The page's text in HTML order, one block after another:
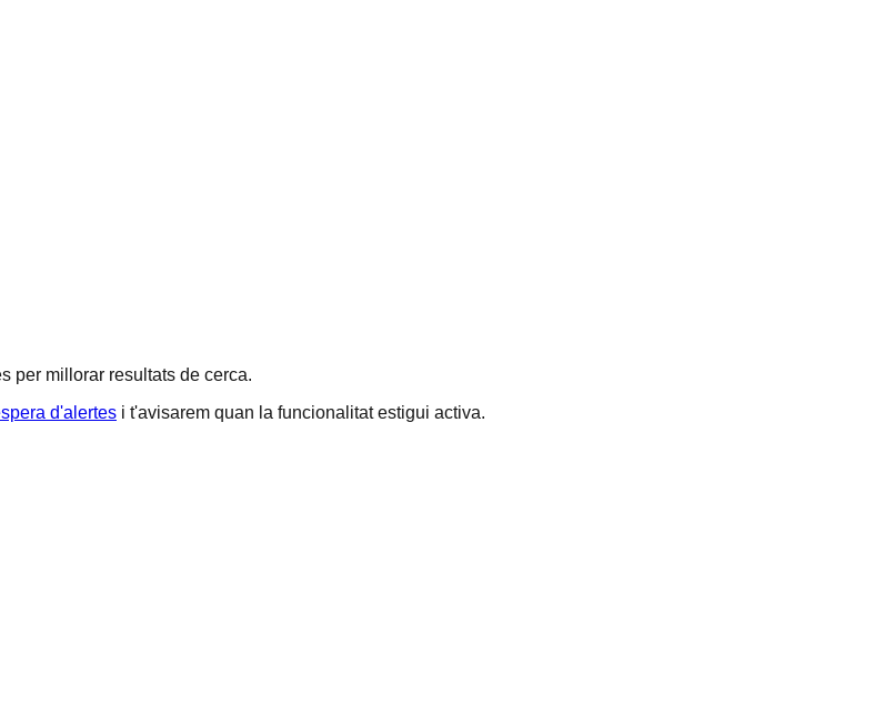
per millorar resultats de cerca.
d'alertes i t'avisarem quan la funcionalitat estigui activa.